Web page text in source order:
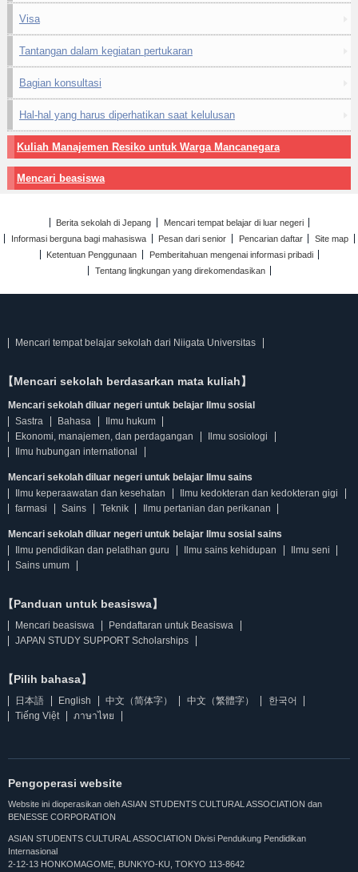
Visa
Tantangan dalam kegiatan pertukaran
Bagian konsultasi
Hal-hal yang harus diperhatikan saat kelulusan
Kuliah Manajemen Resiko untuk Warga Mancanegara
Mencari beasiswa
Berita sekolah di Jepang
Mencari tempat belajar di luar negeri
Informasi berguna bagi mahasiswa
Pesan dari senior Pencarian daftar
Site map
Ketentuan Penggunaan
Pemberitahuan mengenai informasi pribadi
Tentang lingkungan yang direkomendasikan
Mencari tempat belajar sekolah dari Niigata Universitas
【Mencari sekolah berdasarkan mata kuliah】
Mencari sekolah diluar negeri untuk belajar Ilmu sosial
Sastra
Bahasa
Ilmu hukum
Ekonomi, manajemen, dan perdagangan
Ilmu sosiologi
Ilmu hubungan international
Mencari sekolah diluar negeri untuk belajar Ilmu sains
Ilmu keperaawatan dan kesehatan
Ilmu kedokteran dan kedokteran gigi
farmasi
Sains Teknik Ilmu pertanian dan perikanan
Mencari sekolah diluar negeri untuk belajar Ilmu sosial sains
Ilmu pendidikan dan pelatihan guru
Ilmu sains kehidupan
Ilmu seni
Sains umum
【Panduan untuk beasiswa】
Mencari beasiswa
Pendaftaran untuk Beasiswa
JAPAN STUDY SUPPORT Scholarships
【Pilih bahasa】
日本語 English 中文（简体字） 中文（繁體字）
한국어
Tiếng Việt
ภาษาไทย
Pengoperasi website
Website ini dioperasikan oleh ASIAN STUDENTS CULTURAL ASSOCIATION dan
BENESSE CORPORATION
ASIAN STUDENTS CULTURAL ASSOCIATION Divisi Pendukung Pendidikan
Internasional
2-12-13 HONKOMAGOME, BUNKYO-KU, TOKYO 113-8642